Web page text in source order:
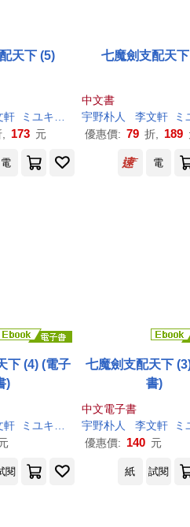
天下 (5)
軒
ミユキルリア
173 元
七魔劍支配天
中文書
宇野朴人 李文軒
ミユ
優惠價: 79 折, 189
電 電
下 (4) (電子
)
軒
ミユキルリア
七魔劍支配天下
書)
中文電子書
宇野朴人 李文軒
ミユ
優惠價: 140 元
閱 紙 試閱